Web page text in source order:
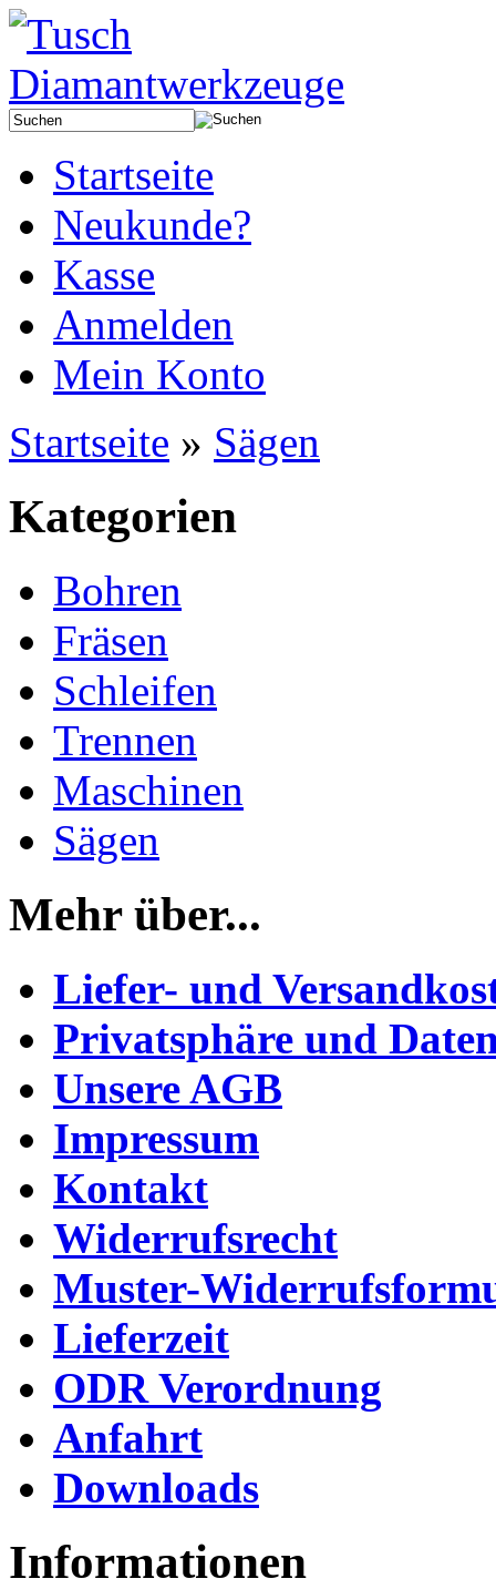
Startseite
Neukunde?
Kasse
Anmelden
Mein Konto
Startseite » Sägen
Kategorien
Bohren
Fräsen
Schleifen
Trennen
Maschinen
Sägen
Mehr über...
Liefer- und
Privatsphäre und
Unsere AGB
Impressum
Kontakt
Widerrufsrecht
Muster-
Lieferzeit
ODR Verordnung
Anfahrt
Downloads
Informationen